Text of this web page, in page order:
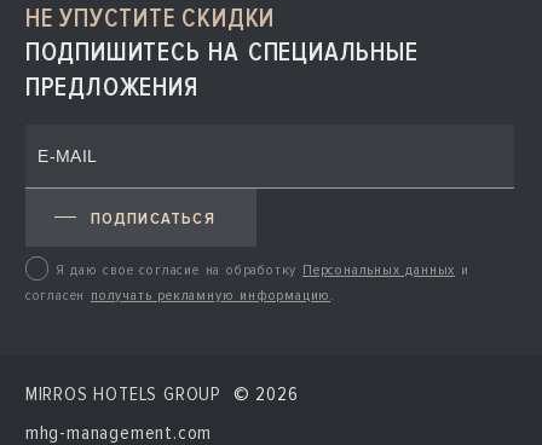
НЕ УПУСТИТЕ СКИДКИ
ПОДПИШИТЕСЬ НА СПЕЦИАЛЬНЫЕ
ПРЕДЛОЖЕНИЯ
ПОДПИСАТЬСЯ
Я даю свое согласие на обработку Персональных данных и
согласен получать рекламную информацию.
MIRROS HOTELS GROUP © 2026
mhg-management.com